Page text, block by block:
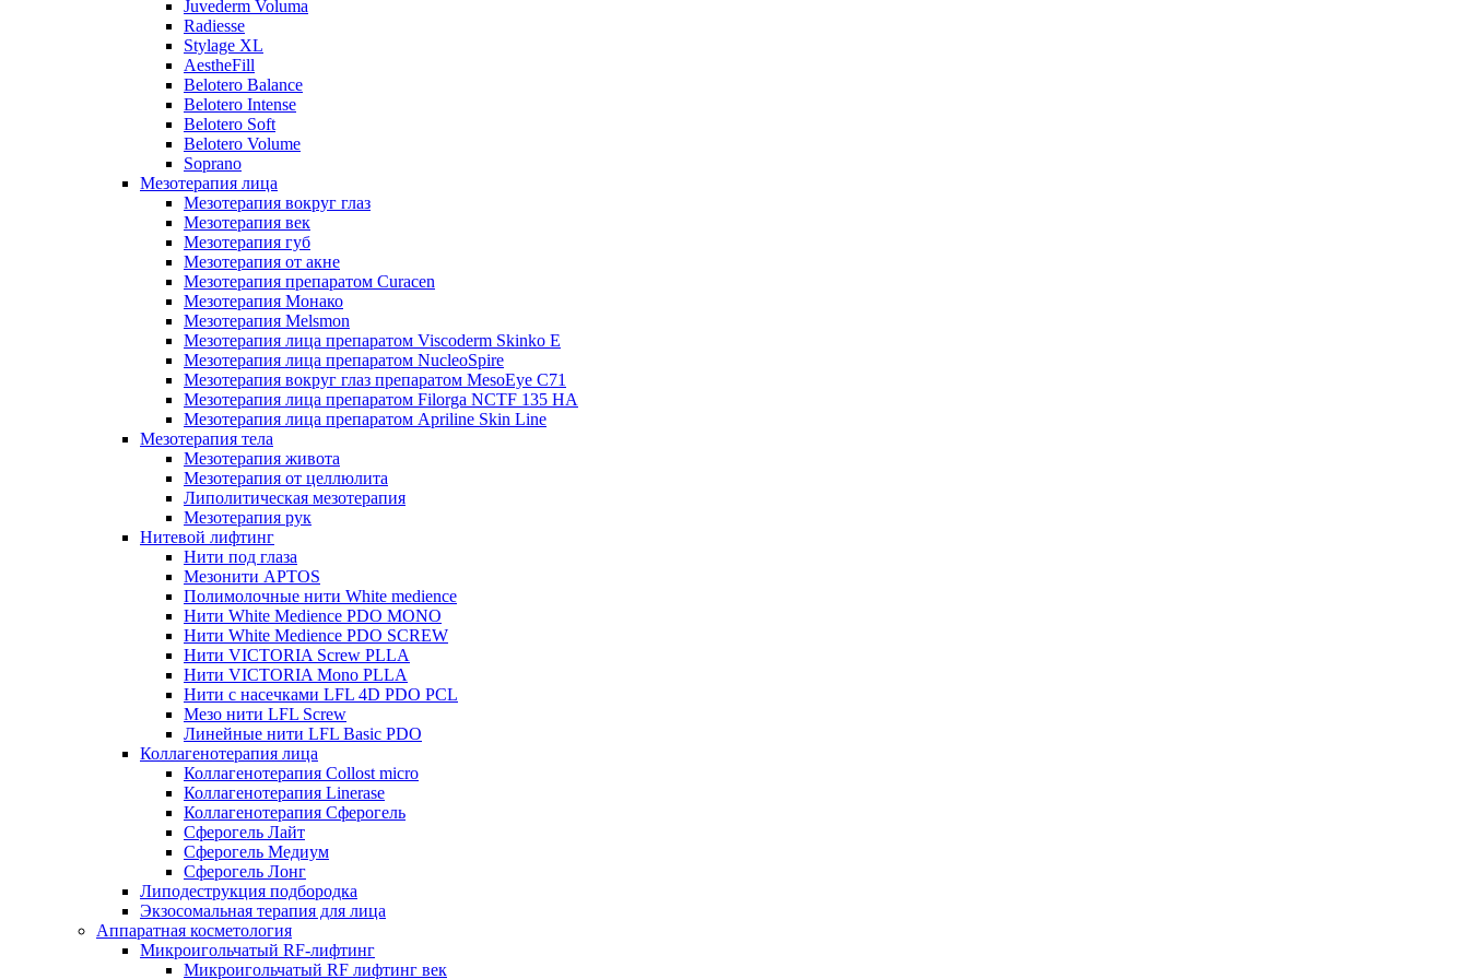
Juvederm Voluma
Radiesse
Stylage XL
AestheFill
Belotero Balance
Belotero Intense
Belotero Soft
Belotero Volume
Soprano
Мезотерапия лица
Мезотерапия вокруг глаз
Мезотерапия век
Мезотерапия губ
Мезотерапия от акне
Мезотерапия препаратом Curacen
Мезотерапия Монако
Мезотерапия Melsmon
Мезотерапия лица препаратом Viscoderm Skinko E
Мезотерапия лица препаратом NucleoSpire
Мезотерапия вокруг глаз препаратом MesoEye С71
Мезотерапия лица препаратом Filorga NCTF 135 HA
Мезотерапия лица препаратом Apriline Skin Line
Мезотерапия тела
Мезотерапия живота
Мезотерапия от целлюлита
Липолитическая мезотерапия
Мезотерапия рук
Нитевой лифтинг
Нити под глаза
Мезонити APTOS
Полимолочные нити White medience
Нити White Medience PDO MONO
Нити White Medience PDO SCREW
Нити VICTORIA Screw PLLA
Нити VICTORIA Mono PLLA
Нити с насечками LFL 4D PDO PCL
Мезо нити LFL Screw
Линейные нити LFL Basic PDO
Коллагенотерапия лица
Коллагенотерапия Collost micro
Коллагенотерапия Linerase
Коллагенотерапия Сферогель
Сферогель Лайт
Сферогель Медиум
Сферогель Лонг
Липодеструкция подбородка
Экзосомальная терапия для лица
Аппаратная косметология
Микроигольчатый RF-лифтинг
Микроигольчатый RF лифтинг век